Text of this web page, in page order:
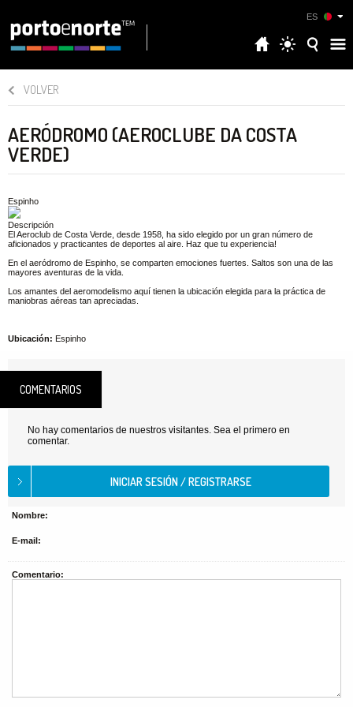
ES
VOLVER
AERÓDROMO (AEROCLUBE DA COSTA
VERDE)
Espinho
Descripción
El Aeroclub de Costa Verde, desde 1958, ha sido elegido por un gran número de
aficionados y practicantes de deportes al aire. Haz que tu experiencia!
En el aeródromo de Espinho, se comparten emociones fuertes. Saltos son una de las
mayores aventuras de la vida.
Los amantes del aeromodelismo aquí tienen la ubicación elegida para la práctica de
maniobras aéreas tan apreciadas.
Ubicación: Espinho
COMENTARIOS
No hay comentarios de nuestros visitantes. Sea el primero en
comentar.
Nombre:
E-mail:
Comentario: